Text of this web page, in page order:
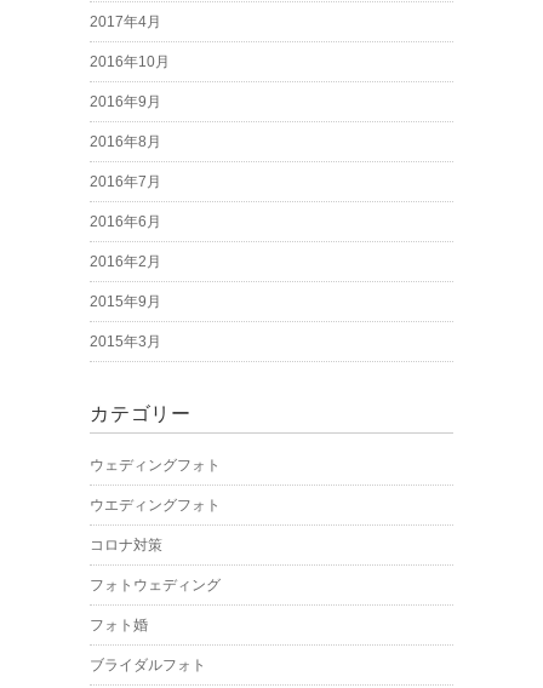
2017年4月
2016年10月
2016年9月
2016年8月
2016年7月
2016年6月
2016年2月
2015年9月
2015年3月
カテゴリー
ウェディングフォト
ウエディングフォト
コロナ対策
フォトウェディング
フォト婚
ブライダルフォト